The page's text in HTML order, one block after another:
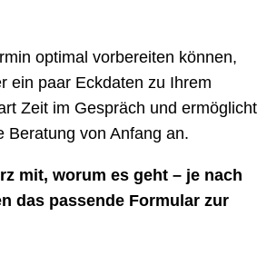
optimal vorbereiten können,
ein paar Eckdaten zu Ihrem
Zeit im Gespräch und ermöglicht
Beratung von Anfang an.
mit, worum es geht – je nach
das passende Formular zur